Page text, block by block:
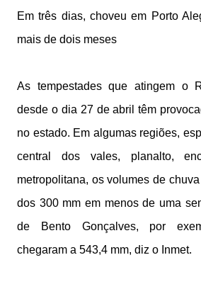
Em três dias, choveu em Porto
mais de dois meses
As tempestades que atingem o
desde o dia 27 de abril têm
no estado. Em algumas regiões,
central dos vales, planalto,
metropolitana, os volumes de
dos 300 mm em menos de uma
de Bento Gonçalves, por
chegaram a 543,4 mm, diz o Inmet.